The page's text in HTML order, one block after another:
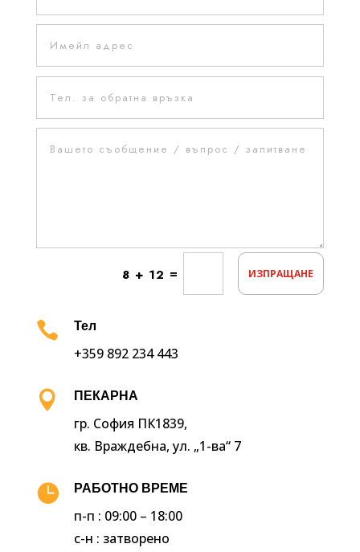
8 + 12 = ИЗПРАЩАНЕ
 Тел
+359 892 234 443
 ПЕКАРНА
гр. София ПК1839,
кв. Враждебна, ул. „1-ва“ 7
 РАБОТНО ВРЕМЕ
п-п : 09:00 – 18:00
с-н : затворено